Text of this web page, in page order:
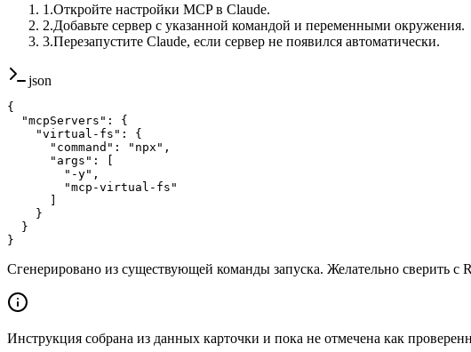
1 .Откройте настройки MCP в Claude.
2.Добавьте сервер с указанной командой и переменными окружения.
3.Перезапустите Claude, если сервер не появился автоматически.
json
{
  "mcpServers": {
    "virtual-fs": {
      "command": "npx",
      "args": [
        "-y",
        "mcp-virtual-fs"
    }
  }
}
Сгенерировано из существующей команды запуска. Желательно сверить с
Инструкция собрана из данных карточки и пока не отмечена как